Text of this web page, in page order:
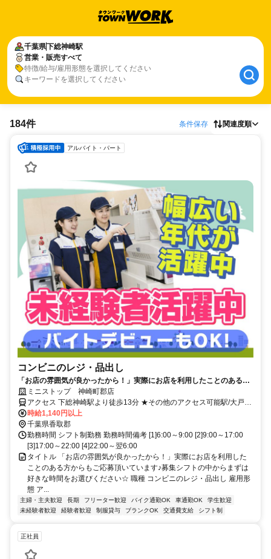
千葉県下総神崎駅
営業・販売すべて
特徴/給与/雇用形態を選択してください
キーワードを選択してください
184件 条件保存 関連度順
アルバイト・パート
コンビニのレジ・品出し
「お店の雰囲気が良かったから！」実際にお店を利用したことのある方
からもご応募頂いています♪募集シフトの中からまずは好きな時間をお選
びください☆
ミニストップ 神崎町郡店
アクセス 下総神崎駅より徒歩13分 ★その他のアクセス可能駅/大戸
駅、佐原駅、滑河駅、久住駅 ★国道356号線、県道110号線沿い、大
貫関ノ内バス停そば
時給1,140円以上
千葉県香取郡
勤務時間 シフト制勤務 勤務時間備考 [1]6:00～9:00 [2]9:00～17:00
[3]17:00～22:00 [4]22:00～翌6:00
タイトル 「お店の雰囲気が良かったから！」実際にお店を利用した
ことのある方からもご応募頂いています♪募集シフトの中からまずは
好きな時間をお選びください☆ 職種 コンビニのレジ・品出し 雇用形
態 ア...
主婦・主夫歓迎 長期 フリーター歓迎 バイク通勤OK 車通勤OK
学生歓迎
未経験者歓迎
経験者歓迎 制服貸与 ブランクOK 交通費支給 シフト制
正社員